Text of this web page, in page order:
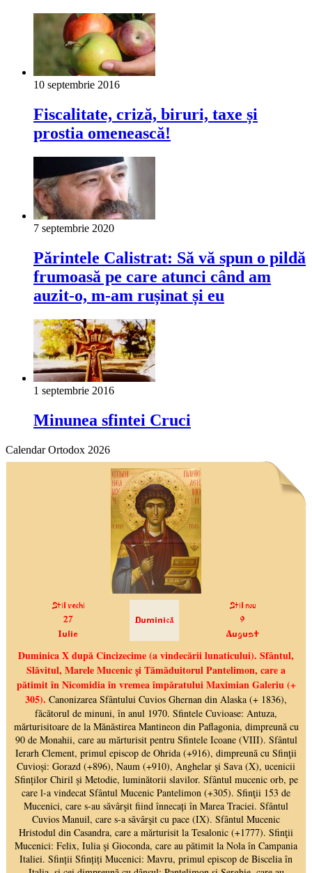
10 septembrie 2016
Fiscalitate, criză, biruri, taxe și
prostia omenească!
7 septembrie 2020
Părintele Calistrat: Să vă spun o pildă
frumoasă pe care atunci când am
auzit-o, m-am rușinat și eu
1 septembrie 2016
Minunea sfintei Cruci
Calendar Ortodox 2026